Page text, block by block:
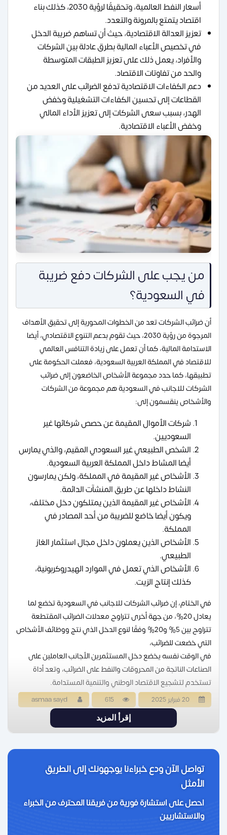
أسعار النفط العالمية، وتحقيقًا لرؤية 2030، كذلك بناء
اقتصاد يتمتع بالمرونة والتعدد.
تعزيز العدالة الاقتصادية، حيث أن تساهم ضريبة الدخل
في تخصيص الأعباء المالية بطرق عادلة بين الشركات
والأفراد، يعمل ذلك على تعزيز الطبقات المتوسطة
والحد من تفاوتات الاقتصاد.
دعم الكفاءات الاقتصادية تدفع الضرائب على العديد من
القطاعات إلى تحسين الكفاءات التشغيلية وخفض
الهدر، بسبب سعى الشركات إلى تعزيز الأداء المالي
وخفض الأعباء الاقتصادية.
من يجب على الشركات دفع ضريبة
في السعودية؟
أن ضرائب الشركات تعد من الخطوات المحورية إلى تحقيق الأهداف
المرجوة من رؤية 2030، حيث تقوم بدعم التنوع الاقتصادي، أيضا
الاستدامة المالية، كما أن تعمل على زيادة التنافس العالمي
للاقتصاد في المملكة العربية السعودية، فعملت الحكومة على
تطبيقها، كما حدد مجموعة الأشخاص الخاضعون إلى ضرائب
الشركات للاجانب في السعودية هم مجموعة من الشركات
والأشخاص ينقسمون إلى:
شركات الأموال المقيمة عن حصص شركائها غير
السعوديين.
الشخص الطبيعي غير السعودي المقيم، والذي يمارس
أيضا المشاط داخل المملكة العربية السعودية.
الأشخاص غير المقيمة في المملكة، ولكن يمارسون
النشاط داخلها عن طريق المنشآت الدائمة.
الأشخاص غير المقيمة الذين يمتلكون دخل مختلف،
ويكون أيضا خاضع للضريبة من أحد المصادر في
المملكة.
الأشخاص الذين يعملون داخل مجال استثمار الغاز
الطبيعي.
الأشخاص الذي تعمل في الموارد الهيدروكربونية،
كذلك إنتاج الزيت.
في الختام، إن ضرائب الشركات للاجانب في السعودية تخضع لما
يعادل 20%، من جهة أخرى تتراوح معدلات الضرائب المقتطعة
تتراوح بين 5% و20% وفقًا لنوع الدخل الذي نتج ووظائف الأشخاص
التي خضعت للضرائب،
في الوقت نفسه يخضع دخل المستثمرين الأجانب العاملين على
الصناعات الناتجة من المحروقات والنفط على الضرائب، وتعد أداة
تستخدم لتشجيع الاقتصاد الوطني والتنمية المستدامة.
20 فبراير 2025 615
asmaa sayd
إقرأ المزيد
تواصل الآن ودع خبراءنا يوجهونك إلى الطريق
الأمثل
احصل على استشارة فورية من فريقنا المحترف من الخبراء
والاستشاريين